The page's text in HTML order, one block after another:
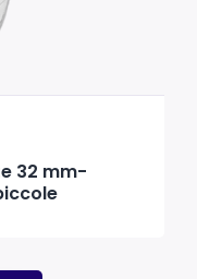
32 mm-